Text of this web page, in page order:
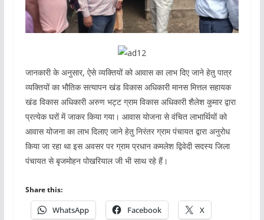
जानकारी के अनुसार, ऐसे व्यक्तियों को आवास का लाभ दिए जाने हेतु पात्र
व्यक्तियों का भौतिक सत्यापन खंड विकास अधिकारी मानस मित्तल सहायक
खंड विकास अधिकारी अरुण भट्ट ग्राम विकास अधिकारी शैलेश कुमार द्वारा
प्रत्येक घरों में जाकर किया गया। आवास योजना से वंचित लाभार्थियों को
आवास योजना का लाभ दिलाए जाने हेतु निरंतर ग्राम पंचायत द्वारा अनुरोध
किया जा रहा था इस अवसर पर ग्राम प्रधान कमलेश द्विवेदी सदस्य जिला
पंचायत से बृजमोहन पोखरियाल जी भी साथ रहे हैं।
Share this:
WhatsApp Facebook X